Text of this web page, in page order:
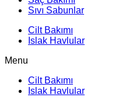
Sıvı Sabunlar
Cilt Bakımı
Islak Havlular
Menu
Cilt Bakımı
Islak Havlular